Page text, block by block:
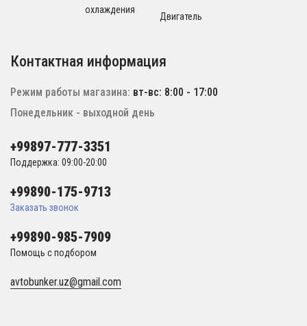
охлаждения
Двигатель
Контактная информация
Режим работы магазина: вт-вс: 8:00 - 17:00
Понедельник - выходной день
+99897-777-3351
Поддержка: 09:00-20:00
+99890-175-9713
Заказать звонок
+99890-985-7909
Помощь с подбором
avtobunker.uz@gmail.com